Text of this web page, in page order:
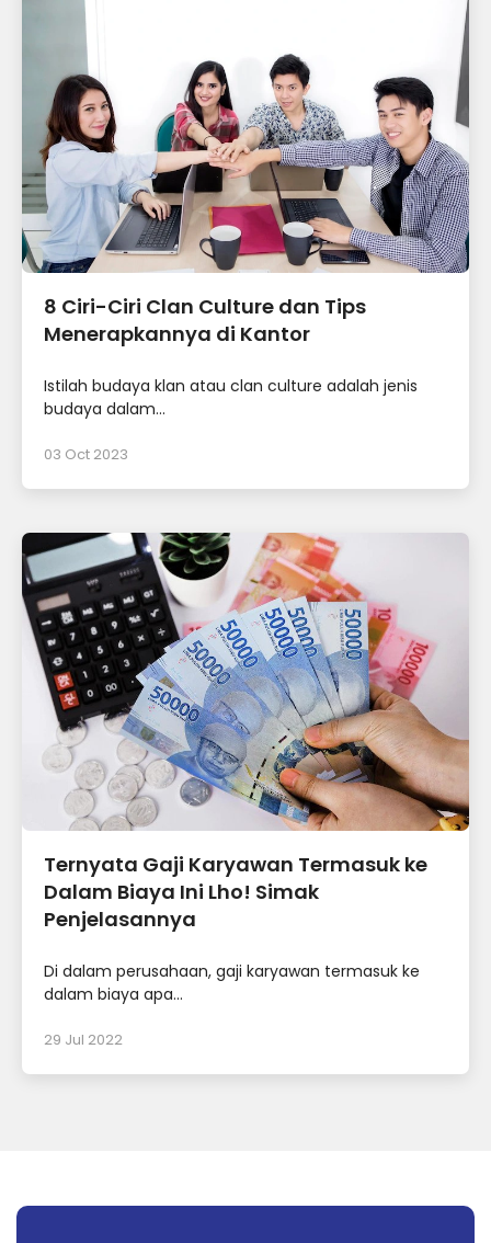
8 Ciri-Ciri Clan Culture dan Tips
Menerapkannya di Kantor
Istilah budaya klan atau clan culture adalah jenis
budaya dalam...
03 Oct 2023
Ternyata Gaji Karyawan Termasuk ke
Dalam Biaya Ini Lho! Simak
Penjelasannya
Di dalam perusahaan, gaji karyawan termasuk ke
dalam biaya apa...
29 Jul 2022